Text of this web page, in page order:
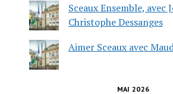
Sceaux Ensemble, avec
Christophe Dessanges
Aimer Sceaux avec
MAI 2026